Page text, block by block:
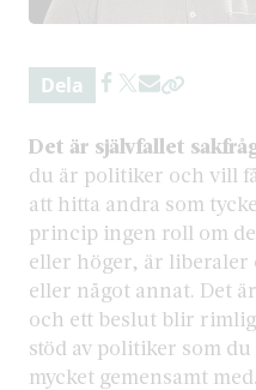
Dela
Det är självfallet
du är politiker och vill
att hitta andra som
princip ingen roll om
eller höger, är liberaler
eller något annat. Det
och ett beslut blir
stöd av politiker som
mycket gemensamt med.